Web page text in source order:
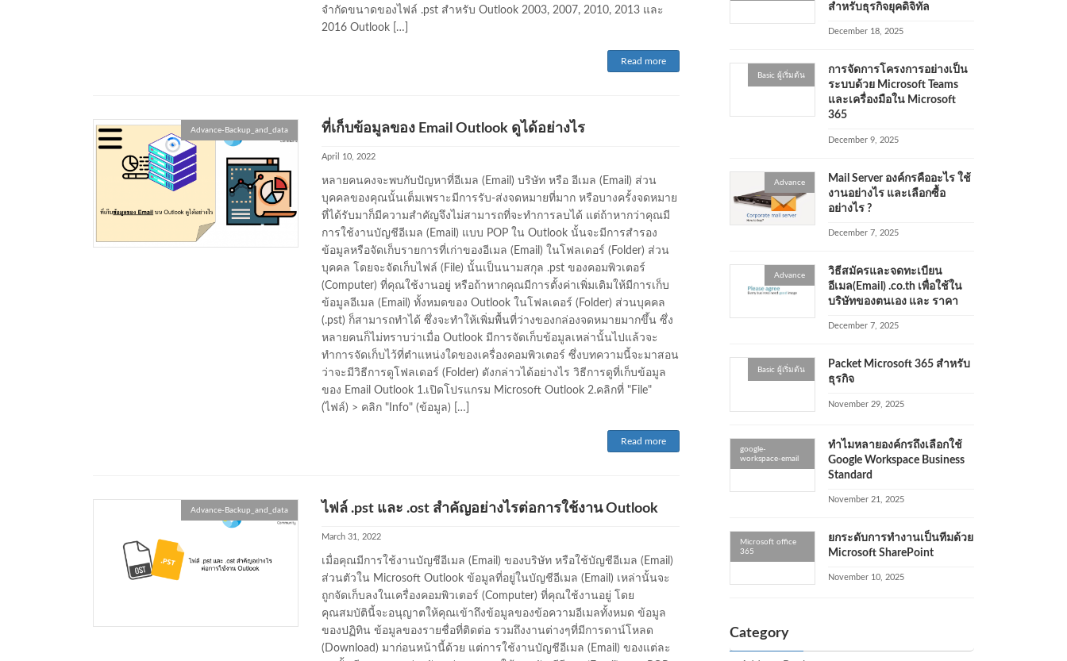
จำกัดขนาดของไฟล์ .pst สำหรับ Outlook 2003, 2007, 2010, 2013 และ
2016 Outlook […]
Read more
Advance-Backup_and_data ที่เก็บข้อมูลของ Email Outlook ดูได้อย่างไร
April 10, 2022
หลายคนคงจะพบกับปัญหาที่อีเมล (Email) บริษัท หรือ อีเมล (Email) ส่วน
บุคคลของคุณนั้นเต็มเพราะมีการรับ-ส่งจดหมายที่มาก หรือบางครั้งจดหมาย
ที่ได้รับมาก็มีความสำคัญจึงไม่สามารถที่จะทำการลบได้ แต่ถ้าหากว่าคุณมี
การใช้งานบัญชีอีเมล (Email) แบบ POP ใน Outlook นั้นจะมีการสำรอง
ข้อมูลหรือจัดเก็บรายการที่เก่าของอีเมล (Email) ในโฟลเดอร์ (Folder) ส่วน
บุคคล โดยจะจัดเก็บไฟล์ (File) นั้นเป็นนามสกุล .pst ของคอมพิวเตอร์
(Computer) ที่คุณใช้งานอยู่ หรือถ้าหากคุณมีการตั้งค่าเพิ่มเติมให้มีการเก็บ
ข้อมูลอีเมล (Email) ทั้งหมดของ Outlook ในโฟลเดอร์ (Folder) ส่วนบุคคล
(.pst) ก็สามารถทำได้ ซึ่งจะทำให้เพิ่มพื้นที่ว่างของกล่องจดหมายมากขึ้น ซึ่ง
หลายคนก็ไม่ทราบว่าเมื่อ Outlook มีการจัดเก็บข้อมูลเหล่านั้นไปแล้วจะ
ทำการจัดเก็บไว้ที่ตำแหน่งใดของเครื่องคอมพิวเตอร์ ซึ่งบทความนี้จะมาสอน
ว่าจะมีวิธีการดูโฟลเดอร์ (Folder) ดังกล่าวได้อย่างไร วิธีการดูที่เก็บข้อมูล
ของ Email Outlook 1.เปิดโปรแกรม Microsoft Outlook 2.คลิกที่ "File"
(ไฟล์) > คลิก "Info" (ข้อมูล) […]
Read more
Advance-Backup_and_data ไฟล์ .pst และ .ost สำคัญอย่างไรต่อการใช้งาน Outlook
March 31, 2022
เมื่อคุณมีการใช้งานบัญชีอีเมล (Email) ของบริษัท หรือใช้บัญชีอีเมล (Email)
ส่วนตัวใน Microsoft Outlook ข้อมูลที่อยู่ในบัญชีอีเมล (Email) เหล่านั้นจะ
ถูกจัดเก็บลงในเครื่องคอมพิวเตอร์ (Computer) ที่คุณใช้งานอยู่ โดย
คุณสมบัตินี้จะอนุญาตให้คุณเข้าถึงข้อมูลของข้อความอีเมลทั้งหมด ข้อมูล
ของปฏิทิน ข้อมูลของรายชื่อที่ติดต่อ รวมถึงงานต่างๆที่มีการดาน์โหลด
(Download) มาก่อนหน้านี้ด้วย แต่การใช้งานบัญชีอีเมล (Email) ของแต่ละ
สำหรับธุรกิจยุคดิจิทัล
December 18, 2025
Basic ผู้เริ่มต้น
การจัดการโครงการอย่างเป็น
ระบบด้วย Microsoft Teams
และเครื่องมือใน Microsoft
365
December 9, 2025
Advance
Mail Server องค์กรคืออะไร ใช้
งานอย่างไร และเลือกซื้อ
อย่างไร ?
December 7, 2025
Advance
วิธีสมัครและจดทะเบียน
อีเมล(Email) .co.th เพื่อใช้ใน
บริษัทของตนเอง และ ราคา
December 7, 2025
Basic ผู้เริ่มต้น
Packet Microsoft 365 สำหรับ
ธุรกิจ
November 29, 2025
google-
workspace-email
ทำไมหลายองค์กรถึงเลือกใช้
Google Workspace Business
Standard
November 21, 2025
Microsoft office
365
ยกระดับการทำงานเป็นทีมด้วย
Microsoft SharePoint
November 10, 2025
Category